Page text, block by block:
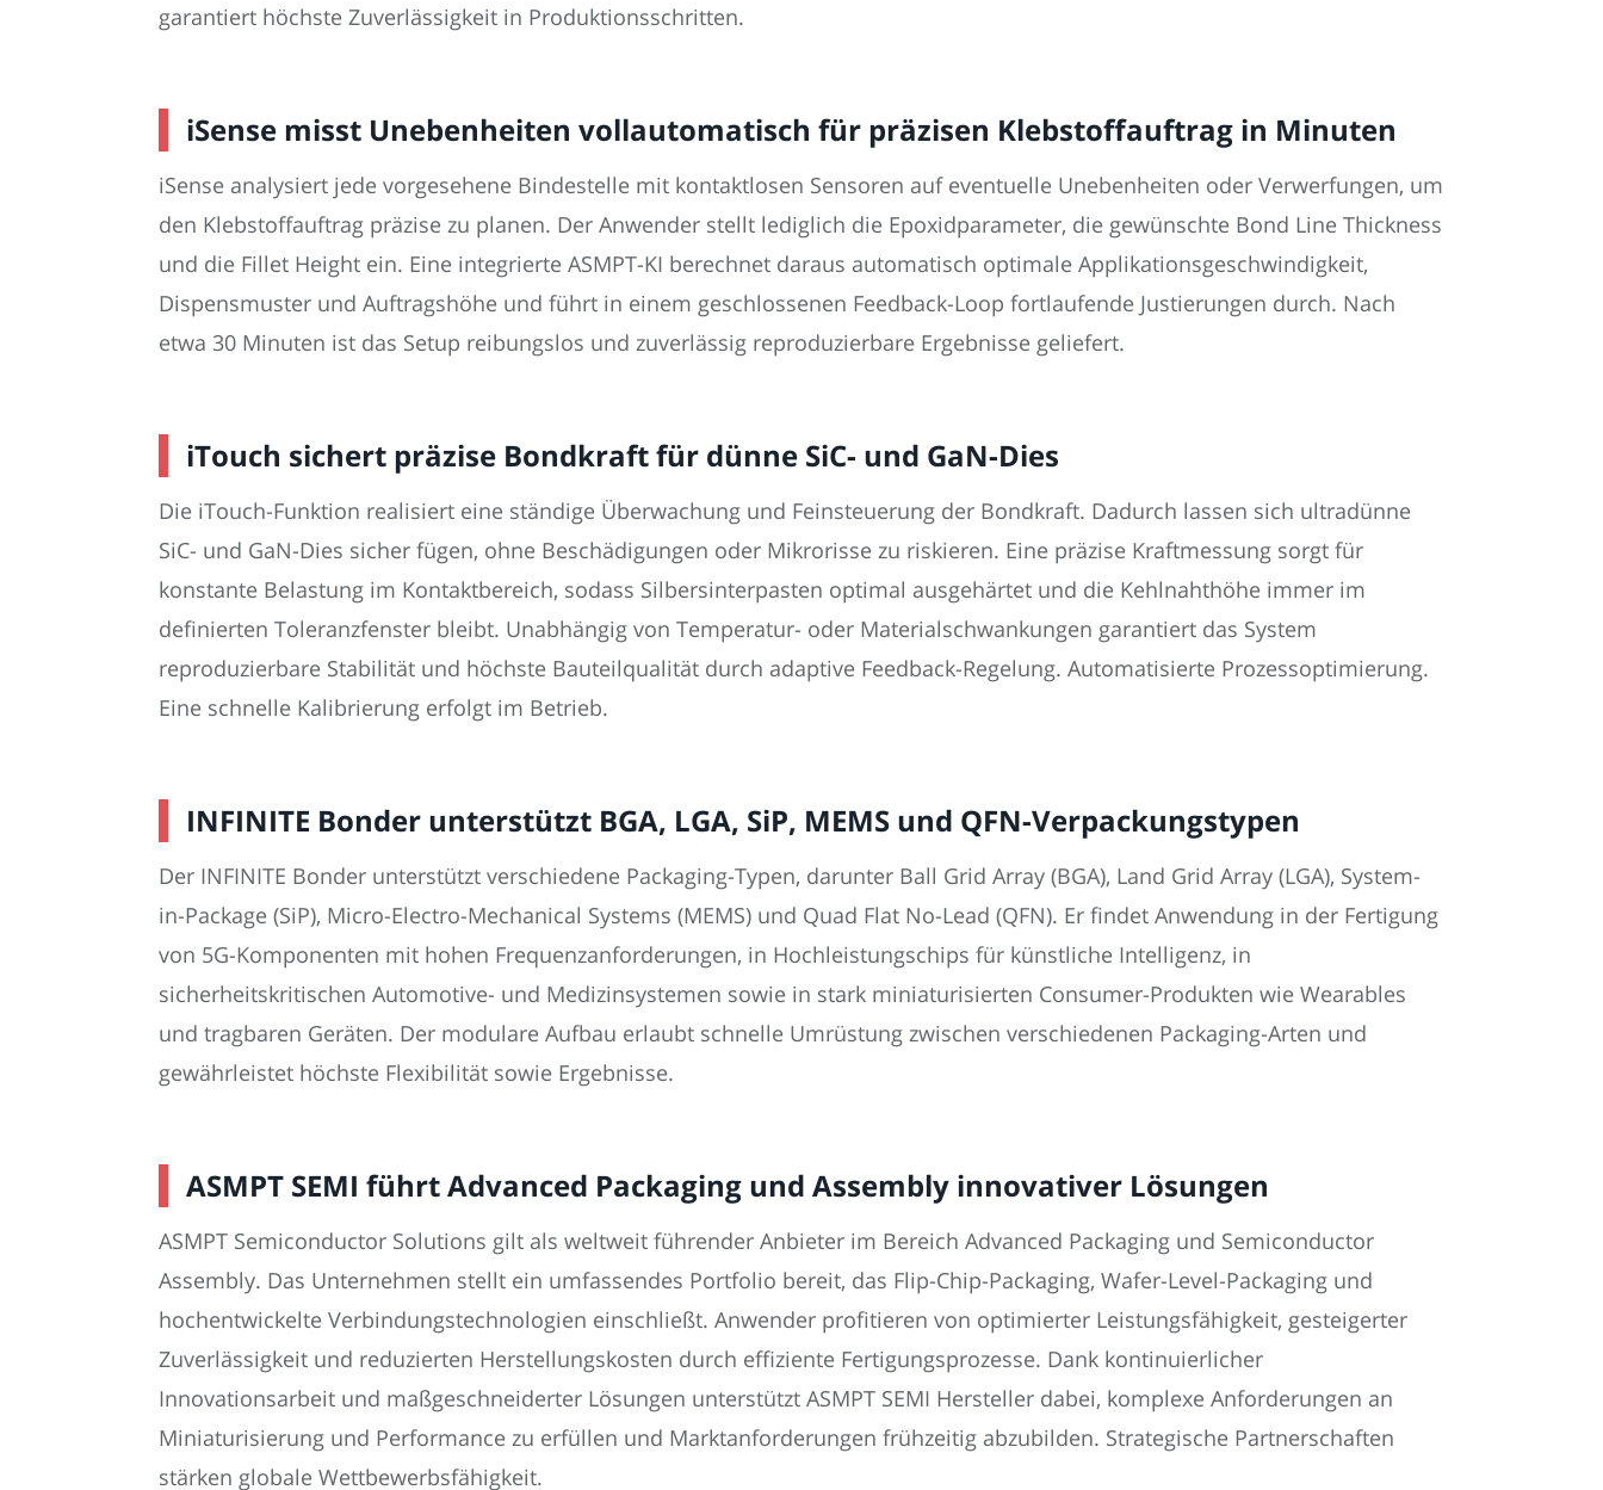
garantiert höchste Zuverlässigkeit in Produktionsschritten.
iSense misst Unebenheiten vollautomatisch für präzisen Klebstoffauftrag in Minuten
iSense analysiert jede vorgesehene Bindestelle mit kontaktlosen Sensoren auf eventuelle Unebenheiten oder Verwerfungen, um
den Klebstoffauftrag präzise zu planen. Der Anwender stellt lediglich die Epoxidparameter, die gewünschte Bond Line Thickness
und die Fillet Height ein. Eine integrierte ASMPT-KI berechnet daraus automatisch optimale Applikationsgeschwindigkeit,
Dispensmuster und Auftragshöhe und führt in einem geschlossenen Feedback-Loop fortlaufende Justierungen durch. Nach
etwa 30 Minuten ist das Setup reibungslos und zuverlässig reproduzierbare Ergebnisse geliefert.
iTouch sichert präzise Bondkraft für dünne SiC- und GaN-Dies
Die iTouch-Funktion realisiert eine ständige Überwachung und Feinsteuerung der Bondkraft. Dadurch lassen sich ultradünne
SiC- und GaN-Dies sicher fügen, ohne Beschädigungen oder Mikrorisse zu riskieren. Eine präzise Kraftmessung sorgt für
konstante Belastung im Kontaktbereich, sodass Silbersinterpasten optimal ausgehärtet und die Kehlnahthöhe immer im
definierten Toleranzfenster bleibt. Unabhängig von Temperatur- oder Materialschwankungen garantiert das System
reproduzierbare Stabilität und höchste Bauteilqualität durch adaptive Feedback-Regelung. Automatisierte Prozessoptimierung.
Eine schnelle Kalibrierung erfolgt im Betrieb.
INFINITE Bonder unterstützt BGA, LGA, SiP, MEMS und QFN-Verpackungstypen
Der INFINITE Bonder unterstützt verschiedene Packaging-Typen, darunter Ball Grid Array (BGA), Land Grid Array (LGA), System-
in-Package (SiP), Micro-Electro-Mechanical Systems (MEMS) und Quad Flat No-Lead (QFN). Er findet Anwendung in der Fertigung
von 5G-Komponenten mit hohen Frequenzanforderungen, in Hochleistungschips für künstliche Intelligenz, in
sicherheitskritischen Automotive- und Medizinsystemen sowie in stark miniaturisierten Consumer-Produkten wie Wearables
und tragbaren Geräten. Der modulare Aufbau erlaubt schnelle Umrüstung zwischen verschiedenen Packaging-Arten und
gewährleistet höchste Flexibilität sowie Ergebnisse.
ASMPT SEMI führt Advanced Packaging und Assembly innovativer Lösungen
ASMPT Semiconductor Solutions gilt als weltweit führender Anbieter im Bereich Advanced Packaging und Semiconductor
Assembly. Das Unternehmen stellt ein umfassendes Portfolio bereit, das Flip-Chip-Packaging, Wafer-Level-Packaging und
hochentwickelte Verbindungstechnologien einschließt. Anwender profitieren von optimierter Leistungsfähigkeit, gesteigerter
Zuverlässigkeit und reduzierten Herstellungskosten durch effiziente Fertigungsprozesse. Dank kontinuierlicher
Innovationsarbeit und maßgeschneiderter Lösungen unterstützt ASMPT SEMI Hersteller dabei, komplexe Anforderungen an
Miniaturisierung und Performance zu erfüllen und Marktanforderungen frühzeitig abzubilden. Strategische Partnerschaften
stärken globale Wettbewerbsfähigkeit.